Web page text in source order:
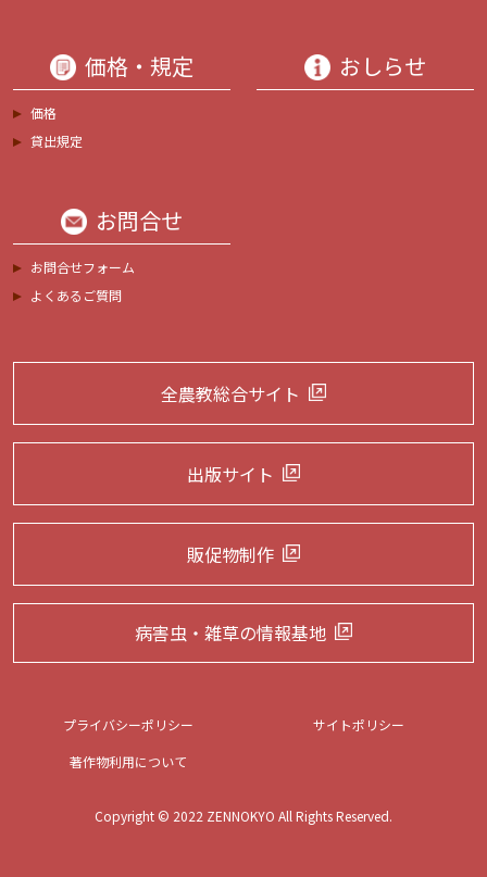
価格・規定
価格
貸出規定
おしらせ
お問合せ
お問合せフォーム
よくあるご質問
全農教総合サイト
出版サイト
販促物制作
病害虫・雑草の情報基地
プライバシーポリシー
サイトポリシー
著作物利用について
Copyright © 2022 ZENNOKYO All Rights Reserved.